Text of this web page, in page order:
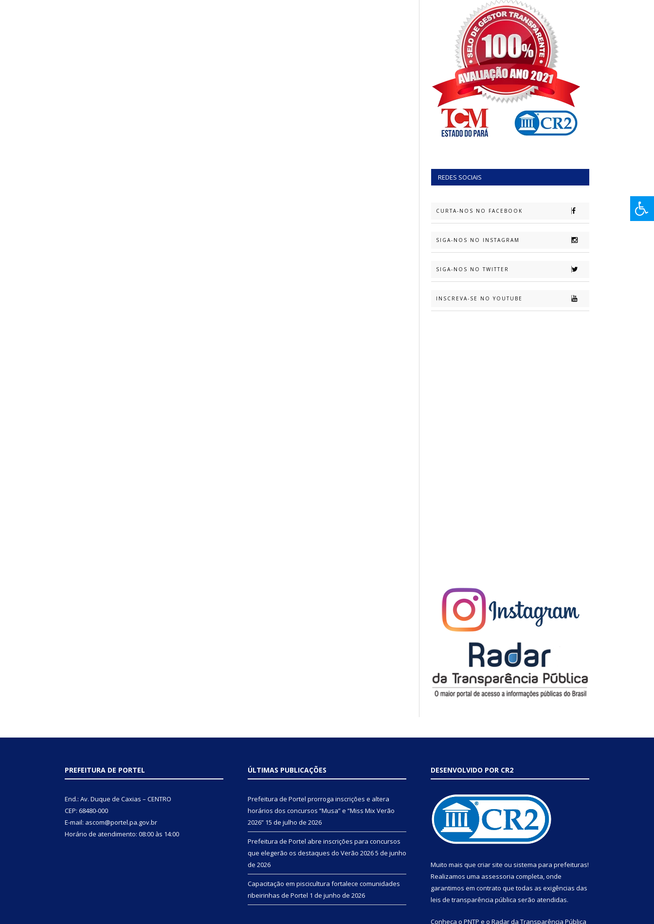
REDES SOCIAIS
CURTA-NOS NO FACEBOOK
SIGA-NOS NO INSTAGRAM
SIGA-NOS NO TWITTER
INSCREVA-SE NO YOUTUBE
PREFEITURA DE PORTEL
End.: Av. Duque de Caxias – CENTRO
CEP: 68480-000
E-mail: ascom@portel.pa.gov.br
Horário de atendimento: 08:00 às 14:00
ÚLTIMAS PUBLICAÇÕES
Prefeitura de Portel prorroga inscrições e altera
horários dos concursos “Musa” e “Miss Mix Verão
2026” 15 de julho de 2026
Prefeitura de Portel abre inscrições para concursos
que elegerão os destaques do Verão 20265 de junho
de 2026
Capacitação em piscicultura fortalece comunidades
ribeirinhas de Portel 1 de junho de 2026
DESENVOLVIDO POR CR2
Muito mais que criar site ou sistema para prefeituras!
Realizamos uma assessoria completa, onde
garantimos em contrato que todas as exigências das
leis de transparência pública serão atendidas.
Conheça o PNTP e o Radar da Transparência Pública